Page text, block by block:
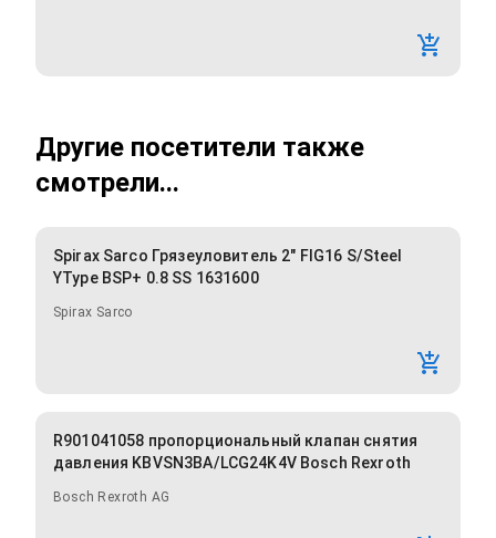
Другие посетители также
смотрели...
Spirax Sarco Грязеуловитель 2" FIG16 S/Steel
YType BSP+ 0.8 SS 1631600
Spirax Sarco
R901041058 пропорциональный клапан снятия
давления KBVSN3BA/LCG24K4V Bosch Rexroth
Bosch Rexroth AG